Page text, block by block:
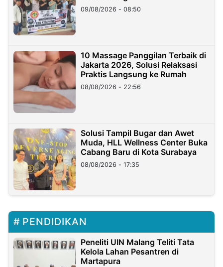
09/08/2026 - 08:50
10 Massage Panggilan Terbaik di
Jakarta 2026, Solusi Relaksasi
Praktis Langsung ke Rumah
08/08/2026 - 22:56
Solusi Tampil Bugar dan Awet
Muda, HLL Wellness Center Buka
Cabang Baru di Kota Surabaya
08/08/2026 - 17:35
PENDIDIKAN
Peneliti UIN Malang Teliti Tata
Kelola Lahan Pesantren di
Martapura